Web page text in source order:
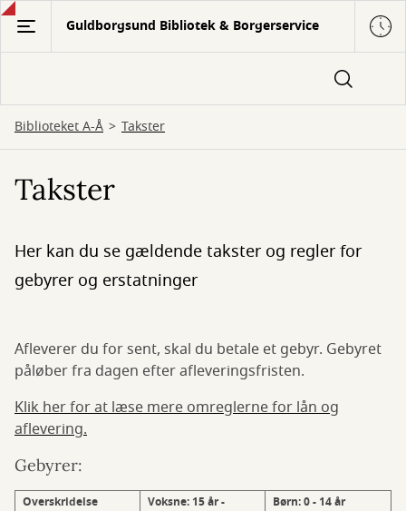
Gå
hovedindhold
Guldborgsund Bibliotek & Borgerservice
Biblioteket A-Å Takster
Takster
Her kan du se gældende takster og regler for
gebyrer og erstatninger
Afleverer du for sent, skal du betale et gebyr. Gebyret
påløber fra dagen efter afleveringsfristen.
Klik her for at læse mere omreglerne for lån og
aflevering.
Gebyrer:
Overskridelse Voksne: 15 år -
Børn: 0 - 14 år